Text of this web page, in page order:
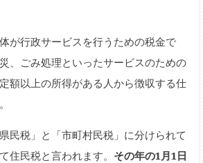
が行政サービスを行うための税金で
、ごみ処理といったサービスのための
額以上の所得がある人から徴収する仕
民税」と「市町村民税」に分けられて
住民税と言われます。 その年の1月1日